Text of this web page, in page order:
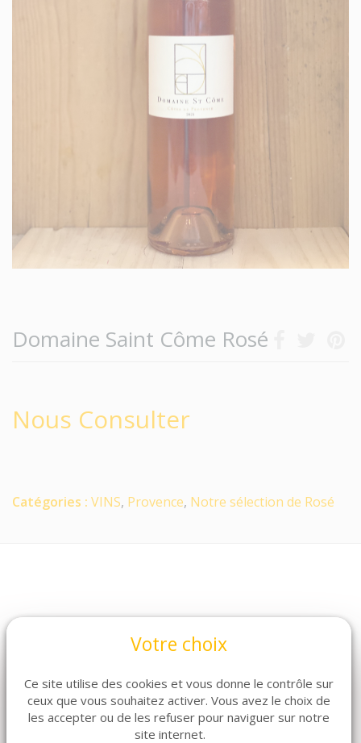
Domaine Saint Côme Rosé
Nous Consulter
Catégories : VINS, Provence, Notre sélection de Rosé
ARTICLES CONNEXES
Votre choix
Ce site utilise des cookies et vous donne le contrôle sur
ceux que vous souhaitez activer. Vous avez le choix de
les accepter ou de les refuser pour naviguer sur notre
site internet.